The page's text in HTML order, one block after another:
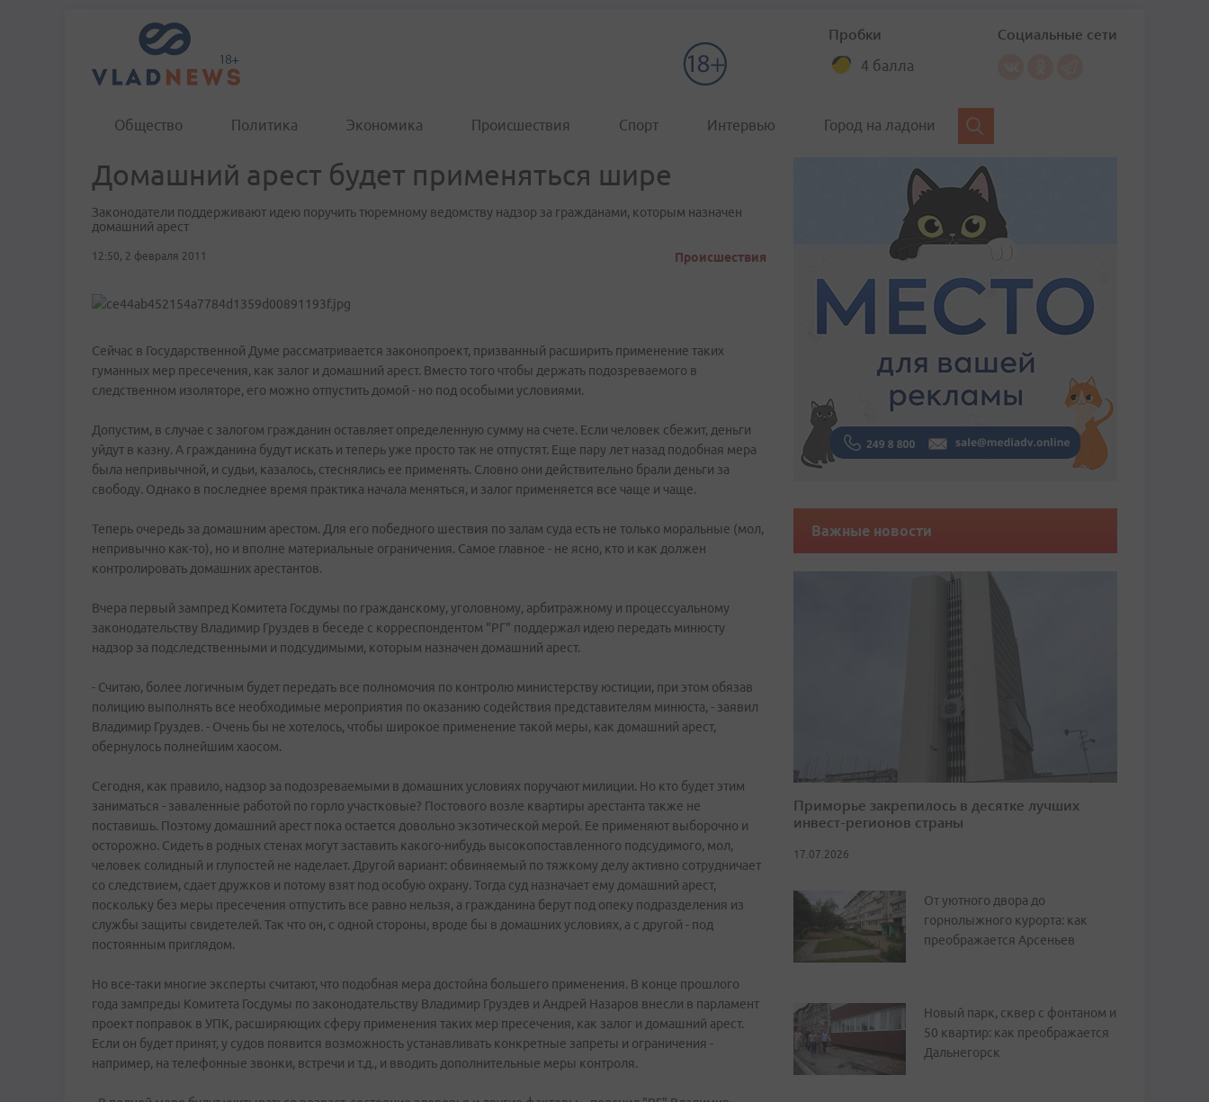
Пробки
4 балла
Социальные сети
Общество Политика Экономика Происшествия Спорт Интервью Город на ладони
Домашний арест будет применяться шире
Законодатели поддерживают идею поручить тюремному ведомству надзор за гражданами, которым назначен
домашний арест
12:50, 2 февраля 2011 Происшествия
Сейчас в Государственной Думе рассматривается законопроект, призванный расширить применение таких
гуманных мер пресечения, как залог и домашний арест. Вместо того чтобы держать подозреваемого в
следственном изоляторе, его можно отпустить домой - но под особыми условиями.
Допустим, в случае с залогом гражданин оставляет определенную сумму на счете. Если человек сбежит, деньги
уйдут в казну. А гражданина будут искать и теперь уже просто так не отпустят. Еще пару лет назад подобная мера
была непривычной, и судьи, казалось, стеснялись ее применять. Словно они действительно брали деньги за
свободу. Однако в последнее время практика начала меняться, и залог применяется все чаще и чаще.
Теперь очередь за домашним арестом. Для его победного шествия по залам суда есть не только моральные (мол,
непривычно как-то), но и вполне материальные ограничения. Самое главное - не ясно, кто и как должен
контролировать домашних арестантов.
Вчера первый зампред Комитета Госдумы по гражданскому, уголовному, арбитражному и процессуальному
законодательству Владимир Груздев в беседе с корреспондентом "РГ" поддержал идею передать минюсту
надзор за подследственными и подсудимыми, которым назначен домашний арест.
- Считаю, более логичным будет передать все полномочия по контролю министерству юстиции, при этом обязав
полицию выполнять все необходимые мероприятия по оказанию содействия представителям минюста, - заявил
Владимир Груздев. - Очень бы не хотелось, чтобы широкое применение такой меры, как домашний арест,
обернулось полнейшим хаосом.
Сегодня, как правило, надзор за подозреваемыми в домашних условиях поручают милиции. Но кто будет этим
заниматься - заваленные работой по горло участковые? Постового возле квартиры арестанта также не
поставишь. Поэтому домашний арест пока остается довольно экзотической мерой. Ее применяют выборочно и
осторожно. Сидеть в родных стенах могут заставить какого-нибудь высокопоставленного подсудимого, мол,
человек солидный и глупостей не наделает. Другой вариант: обвиняемый по тяжкому делу активно сотрудничает
со следствием, сдает дружков и потому взят под особую охрану. Тогда суд назначает ему домашний арест,
поскольку без меры пресечения отпустить все равно нельзя, а гражданина берут под опеку подразделения из
службы защиты свидетелей. Так что он, с одной стороны, вроде бы в домашних условиях, а с другой - под
постоянным приглядом.
Но все-таки многие эксперты считают, что подобная мера достойна большего применения. В конце прошлого
года зампреды Комитета Госдумы по законодательству Владимир Груздев и Андрей Назаров внесли в парламент
проект поправок в УПК, расширяющих сферу применения таких мер пресечения, как залог и домашний арест.
Если он будет принят, у судов появится возможность устанавливать конкретные запреты и ограничения -
например, на телефонные звонки, встречи и т.д., и вводить дополнительные меры контроля.
Важные новости
Приморье закрепилось в десятке лучших
инвест-регионов страны
17.07.2026
От уютного двора до
горнолыжного курорта: как
преображается Арсеньев
Новый парк, сквер с фонтаном и
50 квартир: как преображается
Дальнегорск